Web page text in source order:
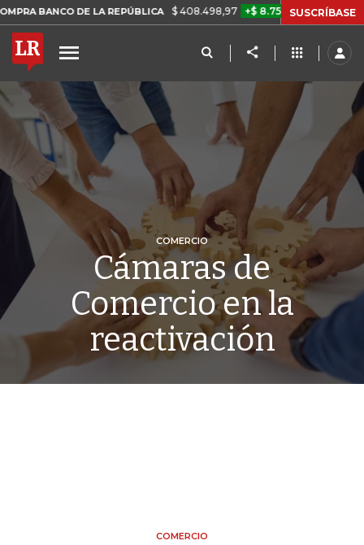
REPÚBLICA $ 408.498,97 +$ 8.753,81 +2,19% TASA DE
SUSCRÍBASE
COMERCIO
Cámaras de
Comercio en la
reactivación
COMERCIO